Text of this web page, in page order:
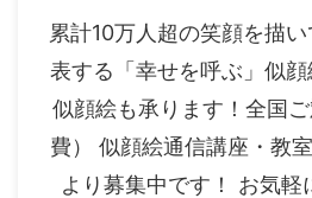
累計10万人超の笑顔を描
表する「幸せを呼ぶ」似
似顔絵も承ります！全国
費） 似顔絵通信講座・教
より募集中です！ お気軽